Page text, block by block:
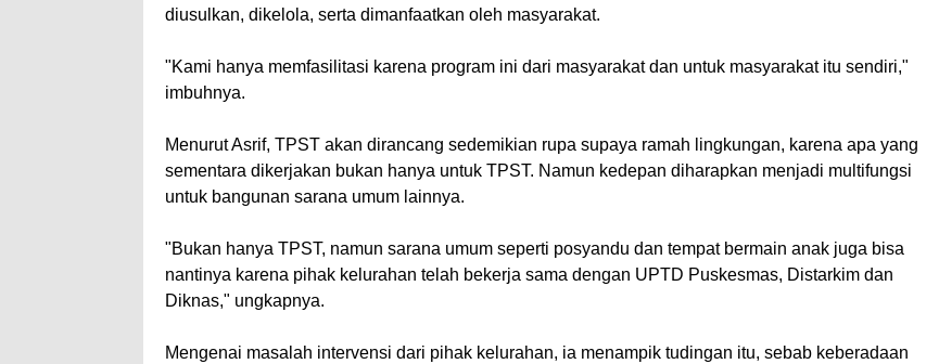
diusulkan, dikelola, serta dimanfaatkan oleh masyarakat.
"Kami hanya memfasilitasi karena program ini dari masyarakat dan untuk masyarakat itu sendiri,"
imbuhnya.
Menurut Asrif, TPST akan dirancang sedemikian rupa supaya ramah lingkungan, karena apa yang
sementara dikerjakan bukan hanya untuk TPST. Namun kedepan diharapkan menjadi multifungsi
untuk bangunan sarana umum lainnya.
"Bukan hanya TPST, namun sarana umum seperti posyandu dan tempat bermain anak juga bisa
nantinya karena pihak kelurahan telah bekerja sama dengan UPTD Puskesmas, Distarkim dan
Diknas," ungkapnya.
Mengenai masalah intervensi dari pihak kelurahan, ia menampik tudingan itu, sebab keberadaan